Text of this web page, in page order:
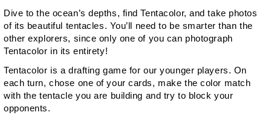
Dive to the ocean’s depths, findTentacolor, and take photos
of its beautiful tentacles. You’ll need to be smarter than the
other explorers, since only one of you can photograph
Tentacolor in its entirety!
Tentacolor is a drafting game for our younger players. On
each turn, chose one of your cards, make the color match
with the tentacle you are building and try to block your
opponents.